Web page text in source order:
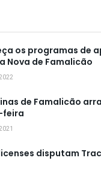
os programas de
Nova de Famalicão
de Famalicão
feira
disputam